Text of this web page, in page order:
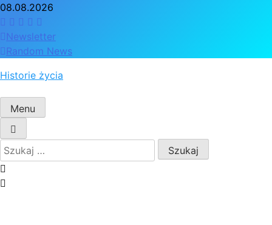
Skip
to
content
08.08.2026
Newsletter
Random News
Historie życia
Menu
Szukaj: